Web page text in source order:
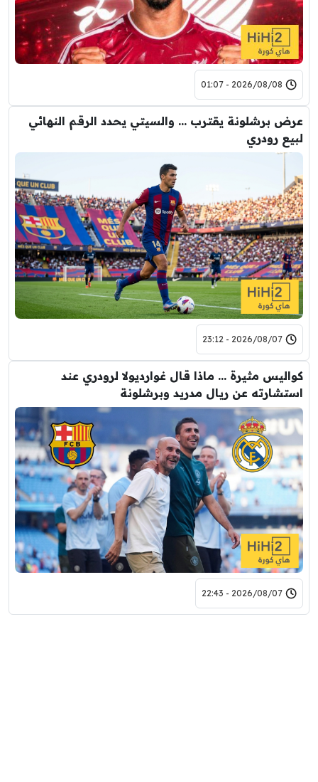
2026/08/08 - 01:07
عرض برشلونة يقترب … والسيتي يحدد الرقم النهائي
لبيع رودري
2026/08/07 - 23:12
كواليس مثيرة … ماذا قال غوارديولا لرودري عند
استشارته عن ريال مدريد وبرشلونة
2026/08/07 - 22:43